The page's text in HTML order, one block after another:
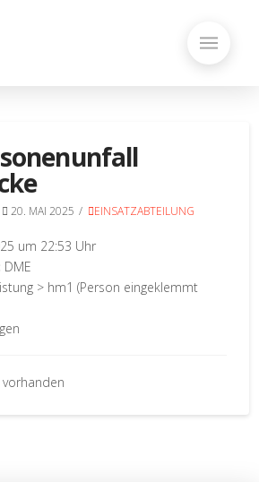
20. MAI 2025 EINSATZABTEILUNG
um 22:53 Uhr
DME
> hm1 (Person eingeklemmt